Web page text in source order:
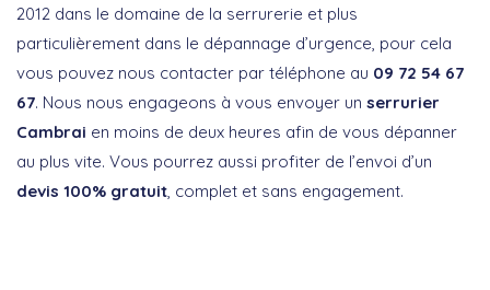
2012 dans le domaine de la serrurerie et plus
particulièrement dans le dépannage d’urgence, pour cela
vous pouvez nous contacter par téléphone au 09 72 54 67
67. Nous nous engageons à vous envoyer un serrurier
Cambrai en moins de deux heures afin de vous dépanner
au plus vite. Vous pourrez aussi profiter de l’envoi d’un
devis 100% gratuit, complet et sans engagement.